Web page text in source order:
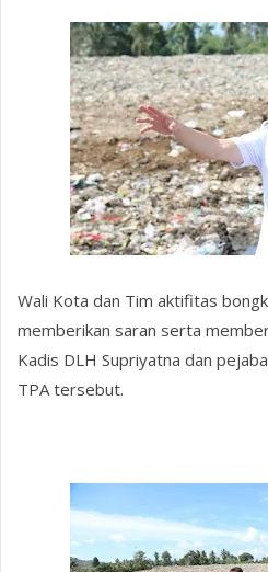
Wali Kota dan Tim aktifitas
memberikan saran serta
Kadis DLH Supriyatna dan
TPA tersebut.